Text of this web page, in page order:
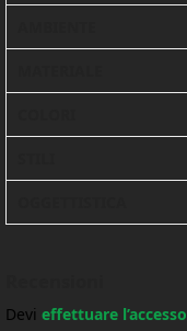
Devi effettuare l’accesso